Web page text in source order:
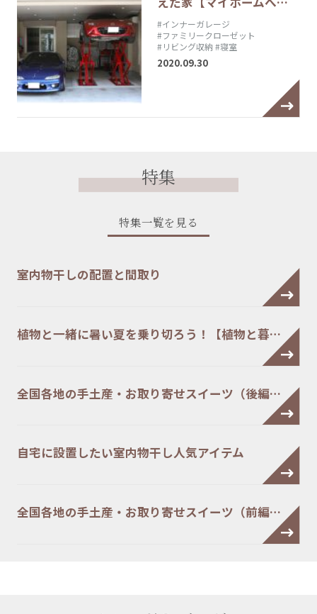
#インナーガレージ
#ファミリークローゼット
#リビング収納 #寝室
2020.09.30
特集
特集一覧を見る
室内物干しの配置と間取り
植物と一緒に暑い夏を乗り切ろう！【植物と暮…
全国各地の手土産・お取り寄せスイーツ（後編…
自宅に設置したい室内物干し人気アイテム
全国各地の手土産・お取り寄せスイーツ（前編…